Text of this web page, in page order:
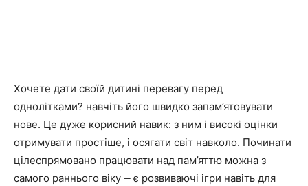
Хочете дати своїй дитині перевагу перед
однолітками? навчіть його швидко запам’ятовувати
нове. Це дуже корисний навик: з ним і високі оцінки
отримувати простіше, і осягати світ навколо. Починати
цілеспрямовано працювати над пам’яттю можна з
самого раннього віку ‒ є розвиваючі ігри навіть для